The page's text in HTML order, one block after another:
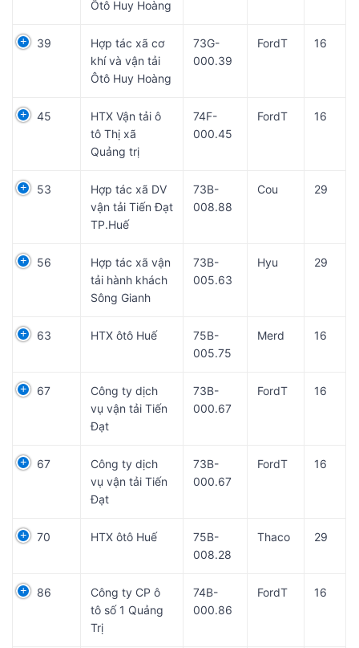
Ôtô Huy Hoàng
39
Hợp tác xã cơ
khí và vận tải
Ôtô Huy Hoàng
73G-
000.39
FordT 16
45
HTX Vận tải ô
tô Thị xã
Quảng trị
74F-
000.45
FordT 16
53
Hợp tác xã DV
vận tải Tiến Đạt
TP.Huế
73B-
008.88
Cou 29
56
Hợp tác xã vận
tải hành khách
Sông Gianh
73B-
005.63
Hyu 29
63 HTX ôtô Huế
75B-
005.75
Merd 16
67
Công ty dịch
vụ vận tải Tiến
Đạt
73B-
000.67
FordT 16
67
Công ty dịch
vụ vận tải Tiến
Đạt
73B-
000.67
FordT 16
70 HTX ôtô Huế
75B-
008.28
Thaco 29
86
Công ty CP ô
tô số 1 Quảng
Trị
74B-
000.86
FordT 16